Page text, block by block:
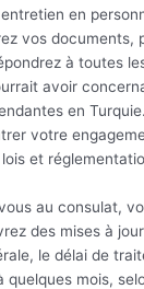
en
vos documents,
à toutes
avoir
en
votre
et
au consulat,
des mises à
le délai de
quelques mois,